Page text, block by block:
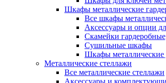
Шкафы металлические
Все шкафы
Аксессуары и опции
Скамейки
Сушильные шкафы
Шкафы металлические
Металлические стеллажи
Все металлические стеллажи
Аксессуары и